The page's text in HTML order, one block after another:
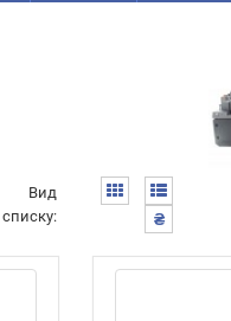
Вид
списку:
₴